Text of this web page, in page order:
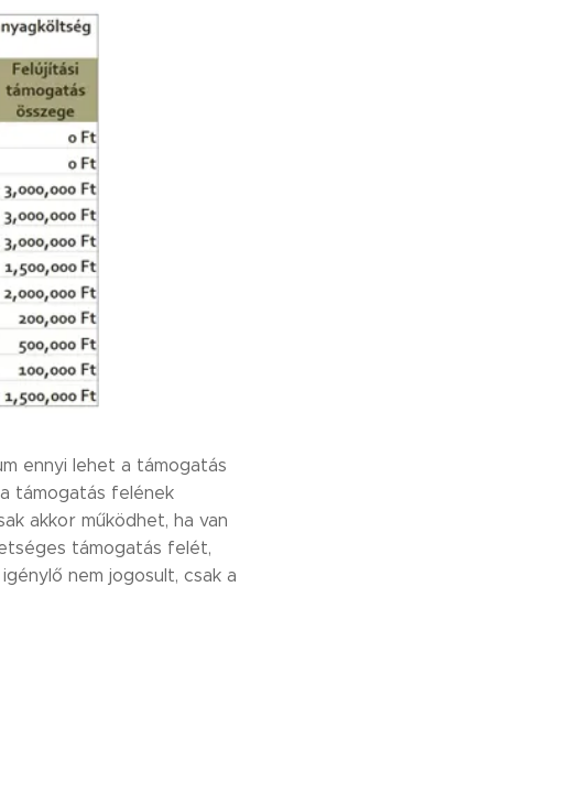
ennyi lehet a támogatás
támogatás felének
akkor működhet, ha van
támogatás felét,
nem jogosult, csak a